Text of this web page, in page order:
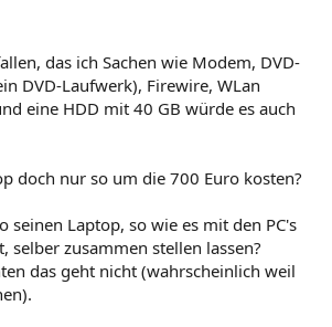
das ich Sachen wie Modem, DVD-
DVD-Laufwerk), Firewire, WLan
eine HDD mit 40 GB würde es auch
doch nur so um die 700 Euro kosten?
seinen Laptop, so wie es mit den PC's
selber zusammen stellen lassen?
das geht nicht (wahrscheinlich weil